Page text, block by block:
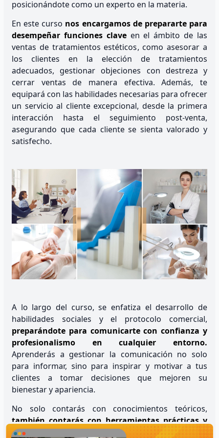
posicionándote como un experto en la materia.
En este curso nos encargamos de prepararte para
desempeñar funciones claveen el ámbito de las
ventas de tratamientos estéticos, como asesorar a
los clientes en la elección de tratamientos
adecuados, gestionar objeciones con destreza y
cerrar ventas de manera efectiva. Además, te
equipará con las habilidades necesarias para ofrecer
un servicio al cliente excepcional, desde la primera
interacción hasta el seguimiento post-venta,
asegurando que cada cliente se sienta valorado y
satisfecho.
A lo largo del curso, se enfatiza el desarrollo de
habilidades sociales y el protocolo comercial,
preparándote para comunicarte con confianza y
profesionalismo en cualquier entorno.
Aprenderás a gestionar la comunicación no solo
para informar, sino para inspirar y motivar a tus
clientes a tomar decisiones que mejoren su
bienestar y apariencia.
No solo contarás con conocimientos teóricos,
también contarás con herramientas prácticas y
casos realespara que puedas aplicar lo aprendido